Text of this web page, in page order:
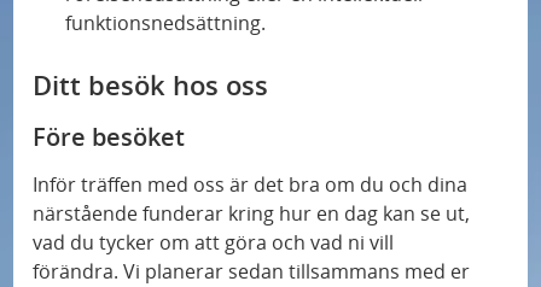
funktionsnedsättning.
Ditt besök hos oss
Före besöket
Inför träffen med oss är det bra om du och dina
närstående funderar kring hur en dag kan se ut,
vad du tycker om att göra och vad ni vill
förändra. Vi planerar sedan tillsammans med er